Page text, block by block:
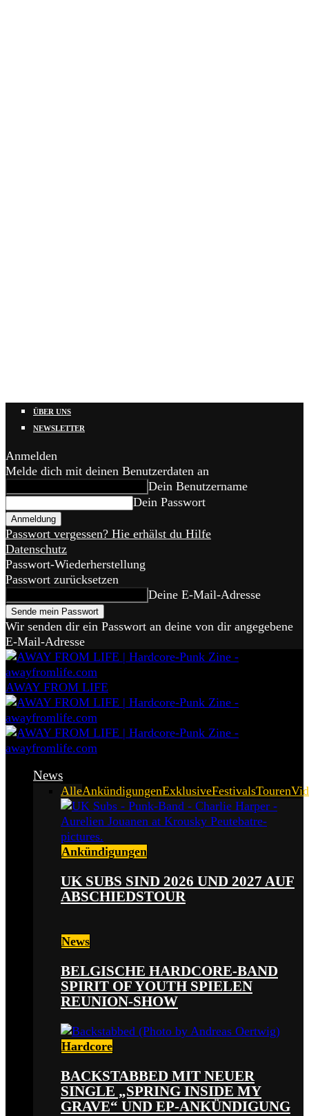
ÜBER UNS
NEWSLETTER
Anmelden
Melde dich mit deinen Benutzerdaten an
Dein Benutzername
Dein Passwort
Passwort vergessen? Hie erhälst du Hilfe
Datenschutz
Passwort-Wiederherstellung
Passwort zurücksetzen
Deine E-Mail-Adresse
Wir senden dir ein Passwort an deine von dir angegebene
E-Mail-Adresse
AWAY FROM LIFE
News
AlleAnkündigungenExklusiveFestivalsTouren
Ankündigungen
UK SUBS SIND 2026 UND 2027 AUF
ABSCHIEDSTOUR
News
BELGISCHE HARDCORE-BAND
SPIRIT OF YOUTH SPIELEN
REUNION-SHOW
Hardcore
BACKSTABBED MIT NEUER
SINGLE „SPRING INSIDE MY
GRAVE“ UND EP-ANKÜNDIGUNG